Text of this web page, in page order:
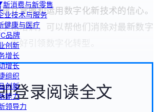
新消费与新零售
业技术与服务
健康与医疗
品牌
创新
增长
增长
组织
创新
能力
领导力
立掌握和运用数字化新技术的信心。
化培训，可以帮他们消除对最新数字
更好引领数字化转型。
登录阅读全文